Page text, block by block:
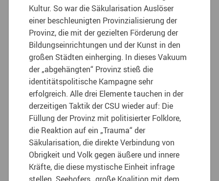
Kultur. So war die Säkularisation Auslöser
einer beschleunigten Provinzialisierung der
Provinz, die mit der gezielten Förderung der
Bildungseinrichtungen und der Kunst in den
großen Städten einherging. In dieses Vakuum
der „abgehängten“ Provinz stieß die
identitätspolitische Kampagne sehr
erfolgreich. Alle drei Elemente tauchen in der
derzeitigen Taktik der CSU wieder auf: Die
Füllung der Provinz mit politisierter Folklore,
die Reaktion auf ein „Trauma“ der
Säkularisation, die direkte Verbindung von
Obrigkeit und Volk gegen äußere und innere
Kräfte, die diese mystische Einheit infrage